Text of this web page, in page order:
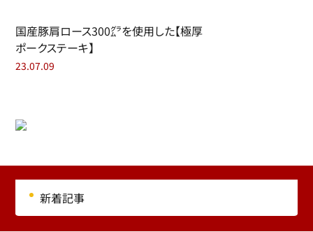
国産豚肩ロース300㌘を使用した【極厚
ポークステーキ】
23.07.09
新着記事